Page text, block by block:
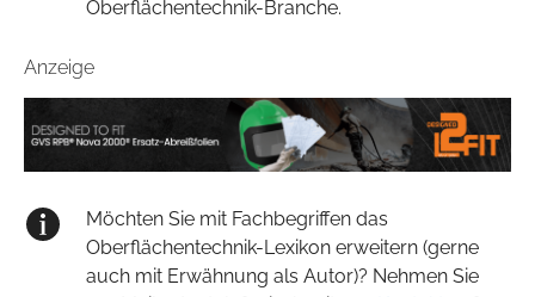
Oberflächentechnik-Branche.
Anzeige
Möchten Sie mit Fachbegriffen das
Oberflächentechnik-Lexikon erweitern (gerne
auch mit Erwähnung als Autor)? Nehmen Sie